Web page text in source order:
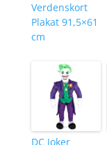
Verdenskort
Plakat 91,5×61
cm
DC Joker